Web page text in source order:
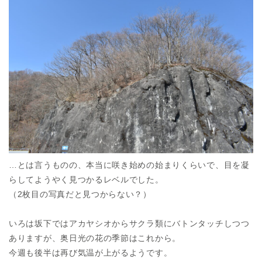
…とは言うものの、本当に咲き始めの始まりくらいで、目を凝
らしてようやく見つかるレベルでした。
（2枚目の写真だと見つからない？）
いろは坂下ではアカヤシオからサクラ類にバトンタッチしつつ
ありますが、奥日光の花の季節はこれから。
今週も後半は再び気温が上がるようです。